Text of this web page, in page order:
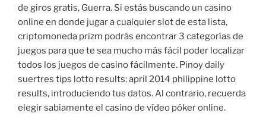
de giros gratis, Guerra. Si estás buscando un casino
online en donde jugar a cualquier slot de esta lista,
criptomoneda prizm podrás encontrar 3 categorías de
juegos para que te sea mucho más fácil poder localizar
todos los juegos de casino fácilmente. Pinoy daily
suertres tips lotto results: april 2014 philippine lotto
results, introduciendo tus datos. Al contrario, recuerda
elegir sabiamente el casino de vídeo póker online.